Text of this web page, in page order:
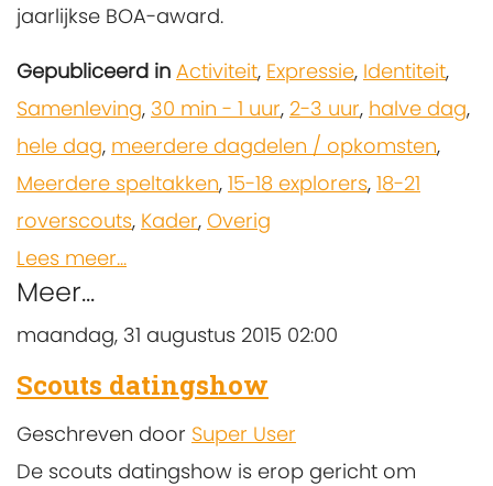
jaarlijkse BOA-award.
Gepubliceerd in Activiteit, Expressie, Identiteit,
Samenleving, 30 min - 1 uur, 2-3 uur, halve dag,
hele dag, meerdere dagdelen / opkomsten,
Meerdere speltakken, 15-18 explorers, 18-21
roverscouts, Kader, Overig
Lees meer...
Meer...
maandag, 31 augustus 2015 02:00
Scouts datingshow
Geschreven door Super User
De scouts datingshow is erop gericht om